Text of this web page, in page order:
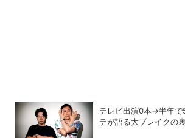
テレビ出演0本→半年で
テが語る大ブレイクの